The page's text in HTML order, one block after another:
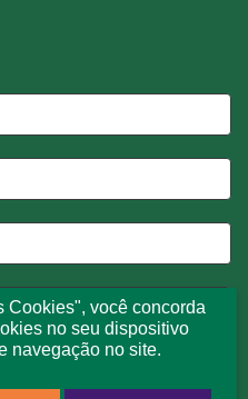
Cookies", você concorda
no seu dispositivo
navegação no site.